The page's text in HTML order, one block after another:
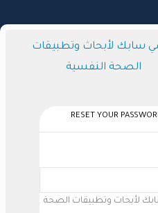
سابك لأبحاث وتطبيقات
الصحة النفسية
RESET YOUR
لأبحاث وتطبيقات الصحة